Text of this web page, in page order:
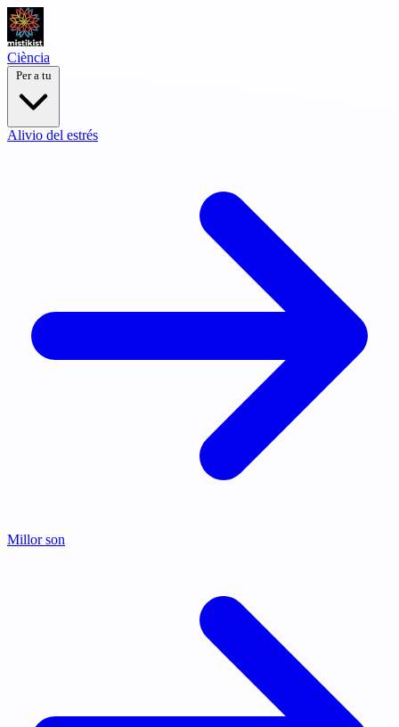
Ciència
Per a tu
Alivio del estrés
Millor son